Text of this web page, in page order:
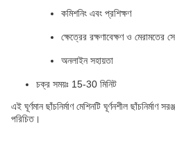
কমিশনিং এবং প্রশিক্ষণ
ক্ষেত্রের রক্ষণাবেক্ষণ ও মেরামতের
অনলাইন সহায়তা
চক্র সময়ঃ 15-30 মিনিট
এই ঘূর্ণমান ছাঁচনির্মাণ মেশিনটি ঘূর্ণনশীল ছাঁচনির্মাণ
পরিচিত।